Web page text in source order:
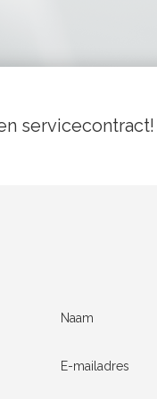
servicecontract!
Naam
E-mailadres